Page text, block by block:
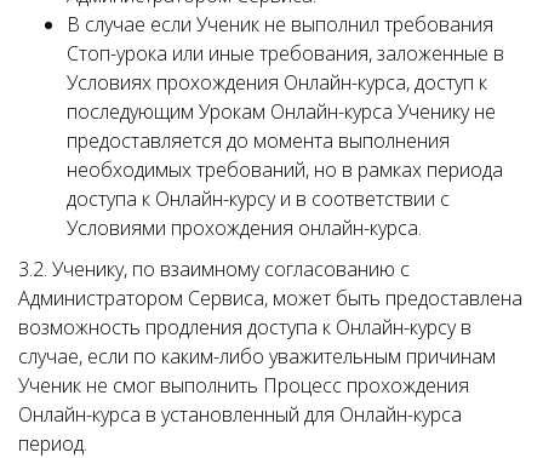
В случае если Ученик не выполнил требования
Стоп-урока или иные требования, заложенные в
Условиях прохождения Онлайн-курса, доступ к
последующим Урокам Онлайн-курса Ученику не
предоставляется до момента выполнения
необходимых требований, но в рамках периода
доступа к Онлайн-курсу и в соответствии с
Условиями прохождения онлайн-курса.
3.2. Ученику, по взаимному согласованию с
Администратором Сервиса, может быть предоставлена
возможность продления доступа к Онлайн-курсу в
случае, если по каким-либо уважительным причинам
Ученик не смог выполнить Процесс прохождения
Онлайн-курса в установленный для Онлайн-курса
период.